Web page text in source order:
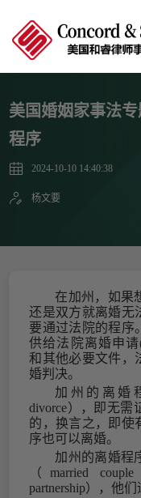
美国婚姻家事法专
程序
2024-10-10 14:40:38
杨文要
在加州，如果
还是双方就离婚无
要通过法院的程序
供给法院离婚申请
和其他必要文件，
婚判决。
加州的离婚
divorce），即无需
的，换言之，即使
序也可以离婚。
加州的离婚程
（ married
partnership），他